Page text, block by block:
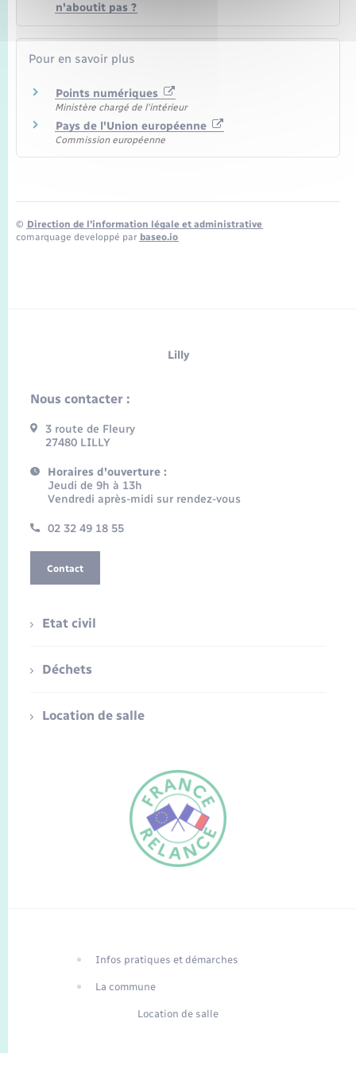
Traduction du
n'aboutit pas ?
Pour en savoir plus
Points numériques
Ministère chargé de l'intérieur
Pays de l'Union européenne
Commission européenne
© Direction de l’information légale et administrative
comarquage developpé par baseo.io
Lilly
Nous contacter :
3 route de Fleury
27480 LILLY
Horaires d'ouverture :
Jeudi de 9h à 13h
Vendredi après-midi sur rendez-vous
02 32 49 18 55
Contact
Etat civil
Déchets
Location de salle
Infos pratiques et démarches
La commune
Location de salle